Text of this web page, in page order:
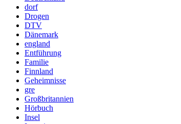
dorf
Drogen
DTV
Dänemark
england
Entführung
Familie
Finnland
Geheimnisse
gre
Großbritannien
Hörbuch
Insel